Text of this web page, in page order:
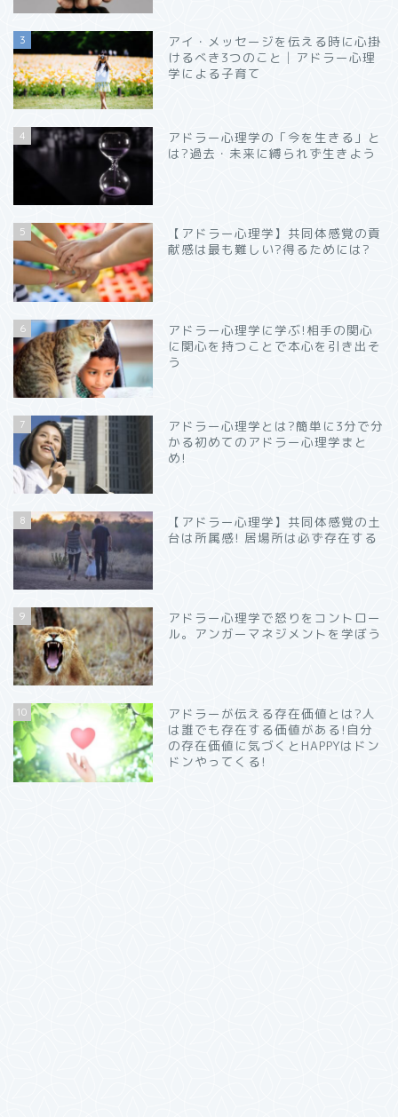
3
アイ・メッセージを伝える時に心掛
けるべき3つのこと│アドラー心理
学による子育て
4
アドラー心理学の「今を生きる」と
は?過去・未来に縛られず生きよう
5
【アドラー心理学】共同体感覚の貢
献感は最も難しい?得るためには?
6
アドラー心理学に学ぶ!相手の関心
に関心を持つことで本心を引き出そ
う
7
アドラー心理学とは?簡単に3分で分
かる初めてのアドラー心理学まと
め!
8
【アドラー心理学】共同体感覚の土
台は所属感! 居場所は必ず存在する
9
アドラー心理学で怒りをコントロー
ル。アンガーマネジメントを学ぼう
10
アドラーが伝える存在価値とは?人
は誰でも存在する価値がある!自分
の存在価値に気づくとHAPPYはドン
ドンやってくる!